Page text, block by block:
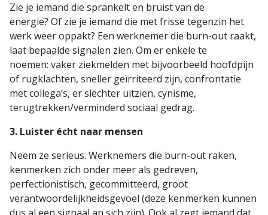
Zie je iemand die sprankelt en bruist van de
energie? Of zie je iemand die met frisse tegenzin het
werk weer oppakt? Een werknemer die burn-out raakt,
laat bepaalde signalen zien. Om er enkele te
noemen: vaker ziekmelden met bijvoorbeeld hoofdpijn
of rugklachten, sneller geïrriteerd zijn, confrontatie
met collega’s, er slechter uitzien, cynisme,
terugtrekken/verminderd sociaal gedrag.
3. Luister écht naar mensen
Neem ze serieus. Werknemers die burn-out raken,
kenmerken zich onder meer als gedreven,
perfectionistisch, gecommitteerd, groot
verantwoordelijkheidsgevoel (deze kenmerken kunnen